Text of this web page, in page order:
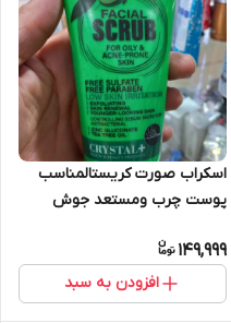
اسکراب صورت کریستالمناسب
پوست چرب ومستعد جوش
149,999
افزودن به سبد